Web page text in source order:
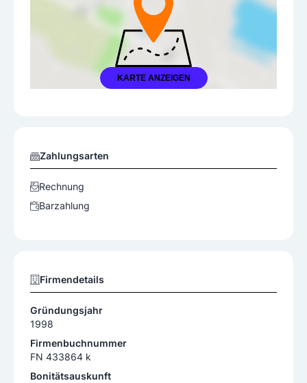
KARTE ANZEIGEN
Zahlungsarten
Rechnung
Barzahlung
Firmendetails
Gründungsjahr
1998
Firmenbuchnummer
FN 433864 k
Bonitätsauskunft